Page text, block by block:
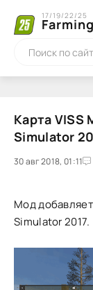
17/19/22/25
Карта VISS
Simulator
30 авг 2018, 01:11
1 2 3 4 5
Мод добавляет
Simulator 2017.